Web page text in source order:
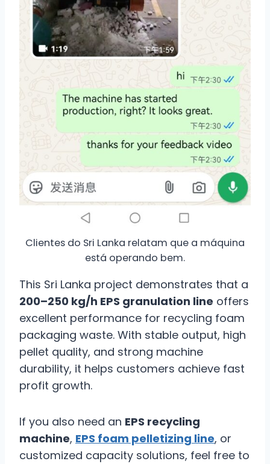
Clientes do Sri Lanka relatam que a máquina
está operando bem.
This Sri Lanka project demonstrates that a
200–250 kg/h EPS granulation line offers
excellent performance for recycling foam
packaging waste. With stable output, high
pellet quality, and strong machine
durability, it helps customers achieve fast
profit growth.
If you also need an EPS recycling
machine, EPS foam pelletizing line, or
customized capacity solutions, feel free to